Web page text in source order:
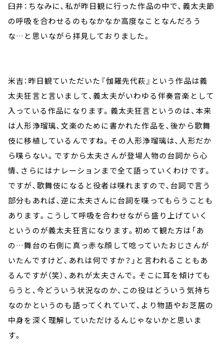
臼井：ちなみに、私が昨日観に行った作品の中で、義太夫節
の呼吸を合わせるのもなかなか高度なことなんだろう
な…と思いながら拝見しておりました。
米吉：昨日観ていただいた『伽羅先代萩』という作品は義
太夫狂言と言いまして、義太夫がいわゆる伴奏音楽として
入っている作品になります。義太夫狂言というのは、本来
は人形浄瑠璃、文楽のために書かれた作品を、後から歌舞
伎に移植しているんですね。その人形浄瑠璃は、人形だか
ら喋らない。ですから太夫さんが登場人物の台詞から心
情、さらにはナレーションまで全て語っていくわけです。
ですが、歌舞伎になると役者は喋れますので、台詞で言う
部分もあれば、逆に太夫さんに台詞を喋ってもらうことも
あります。こうして呼吸を合わせながら盛り上げていく
というのが義太夫狂言になります。初めて観た方は「あ
の…舞台の右側に真っ赤な顔して唸っていたおじさんが
いたんですけど、あれは何ですか？」と言われることもあ
るんですが（笑）、あれが太夫さんで。そこに耳を傾けても
らうと、今どういう状況なのか、この役はどういう気持ち
なのかというのも語ってくれていて、より物語やお芝居の
中身を深く理解していただけるんじゃないかと思いま
す。